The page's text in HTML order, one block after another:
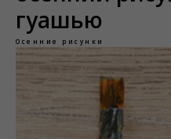
гуашью
Осенние рисунки